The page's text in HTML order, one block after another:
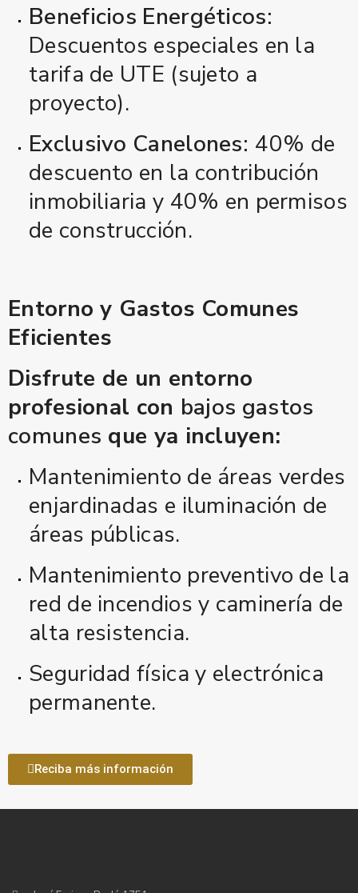
Beneficios Energéticos:
Descuentos especiales en la
tarifa de UTE (sujeto a
proyecto).
Exclusivo Canelones: 40% de
descuento en la contribución
inmobiliaria y 40% en permisos
de construcción.
Entorno y Gastos Comunes
Eficientes
Disfrute de un entorno
profesional con bajos gastos
comunes que ya incluyen:
Mantenimiento de áreas verdes
enjardinadas e iluminación de
áreas públicas.
Mantenimiento preventivo de la
red de incendios y caminería de
alta resistencia.
Seguridad física y electrónica
permanente.
Reciba más información